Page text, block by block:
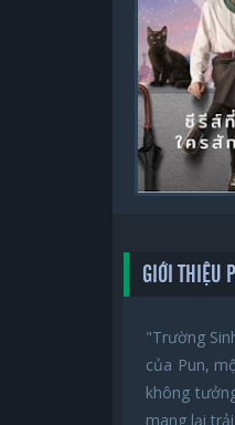
GIỚI THIỆU
"Trường
của Pun,
không
mang lại